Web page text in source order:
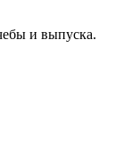
и выпуска.